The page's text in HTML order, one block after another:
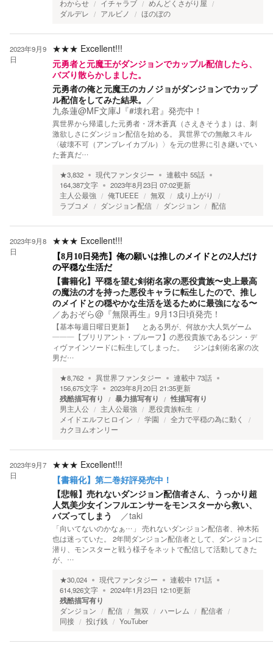
わからせ イチャラブ
めんどくさがり屋
ダルデレ
アルビノ ほのぼの
2023年9月9
日
★★★ Excellent!!!
元勇者と元魔王がダンジョンでカップル配信したら、
バズり散らかしました。
元勇者の俺と元魔王のカノジョがダンジョンでカップ
ル配信をしてみた結果。 ／
九条蓮@MF文庫J『#壊れ君』発売中！
異世界から帰還した元勇者・冴木蒼真（さえきそうま）は、刺
激欲しさにダンジョン配信を始める。 異世界での無敵スキル
〈破壊不可（アンブレイカブル）〉を元の世界に引き継いでい
た蒼真だ…
★3,832 現代ファンタジー 連載中 55話
164,387文字 2023年8月23日 07:02更新
主人公最強
俺TUEEE 無双
成り上がり
ラブコメ
ダンジョン配信 ダンジョン 配信
2023年9月8
日
★★★ Excellent!!!
【8月10日発売】俺の願いは推しのメイドとの2人だけ
の平穏な生活だ
【書籍化】平穏を望む剣術名家の悪役貴族〜史上最高
の魔法の才を持った悪役キャラに転生したので、推し
のメイドとの穏やかな生活を送るために最強になる〜
／あおぞら@『無限再生』9月13日頃発売！
【基本毎週日曜日更新】 とある男が、何故か大人気ゲーム
―――【ブリリアント・プルーフ】の悪役貴族であるジン・デ
ィヴァインソードに転生してしまった。 ジンは剣術名家の次
男だ…
★8,762 異世界ファンタジー 連載中 73話
156,675文字 2023年8月20日 21:35更新
残酷描写有り 暴力描写有り 性描写有り
男主人公 主人公最強
悪役貴族転生
メイドエルフヒロイン
学園
全力で平穏の為に動く
カクヨムオンリー
2023年9月7
日
★★★ Excellent!!!
【書籍化】第二巻好評発売中！
【悲報】売れないダンジョン配信者さん、うっかり超
人気美少女インフルエンサーをモンスターから救い、
バズってしまう ／taki
「向いてないのかなぁ…」 売れないダンジョン配信者、神木拓
也は迷っていた。 2年間ダンジョン配信者として、ダンジョンに
潜り、モンスターと戦う様子をネットで配信して活動してきた
が、…
★30,024 現代ファンタジー 連載中 171話
614,926文字 2024年1月23日 12:10更新
残酷描写有り
ダンジョン 配信 無双 ハーレム
配信者
同接
投げ銭 YouTuber